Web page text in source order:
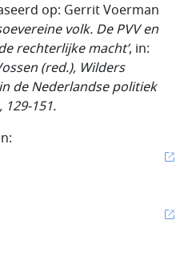
op: Gerrit Voerman
volk. De PVV en
rechterlijke macht’, in:
(red.), Wilders
de Nederlandse politiek
151.